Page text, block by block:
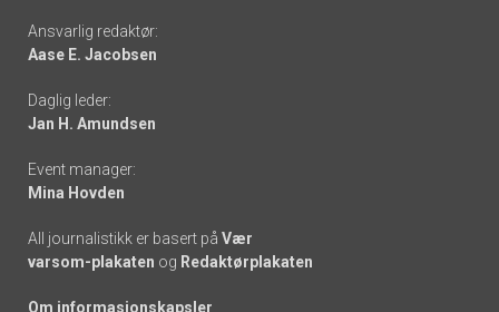
Footer
-
links
Ansvarlig redaktør:
Aase E. Jacobsen
Daglig leder:
Jan H. Amundsen
Event manager:
Mina Hovden
All journalistikk er basert på Vær
varsom-plakaten og Redaktørplakaten
Om informasjonskapsler